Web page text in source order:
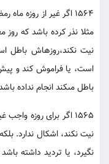
1564 اگر غير از روزه
مثلا نذر كرده باشد كه روز
نيت نكند،روزه‏اش باطل
است، يا فراموش كند و پيش
باطل مى‏كند انجام نداده
1565 اگر براى روزه
نيت نكند، اشكال ندارد.
نگيرد، يا ترديد داشته